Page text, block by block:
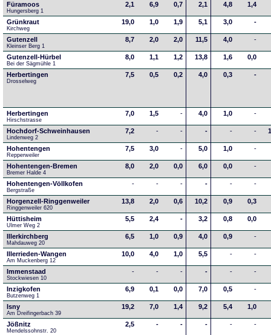
Füramoos
Hungersberg 1
2,1 6,9 0,7 2,1 4,8 1,4
Grünkraut
Kirchweg
19,0 1,0 1,9 5,1 3,0 -
Gutenzell
Kleinser Berg 1
8,7 2,0 2,0 11,5 4,0 -
Gutenzell-Hürbel
Bei der Sägmühle 1
8,0 1,1 1,2 13,8 1,6 0,0
Herbertingen
Drosselweg
7,5 0,5 0,2 4,0 0,3 -
Herbertingen
Hirschstrasse
7,0 1,5 - 4,0 1,0 -
Hochdorf-Schweinhausen
Lindenweg 2
7,2 - - - - -
Hohentengen
Repperweiler
7,5 3,0 - 5,0 1,0 -
Hohentengen-Bremen
Bremer Halde 4
8,0 2,0 0,0 6,0 0,0 -
Hohentengen-Völlkofen
Bergstraße
- - - - - -
Horgenzell-Ringgenweiler
Ringgenweiler 620
13,8 2,0 0,6 10,2 0,9 0,3
Hüttisheim
Ulmer Weg 2
5,5 2,4 - 3,2 0,8 0,0
Illerkirchberg
Mahdauweg 20
6,5 1,0 0,9 4,0 0,9 -
Illerrieden-Wangen
Am Muckenberg 12
10,0 4,0 1,0 5,5 - -
Immenstaad
Stockwiesen 10
- - - - - -
Inzigkofen
Butzenweg 1
6,9 0,1 0,0 7,0 0,5 -
Isny
Am Dreifingerbach 39
19,2 7,0 1,4 9,2 5,4 1,0
Jößnitz
Mendelssohnstr. 20
2,5 - - - - -